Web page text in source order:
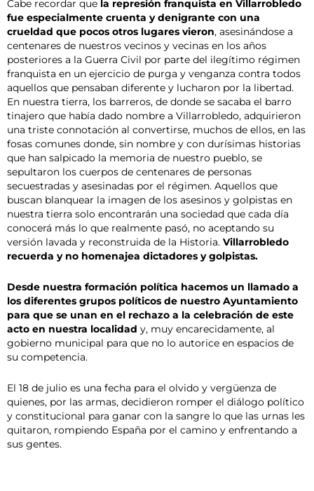
Cabe recordar que la represión franquista en Villarrobledo
fue especialmente cruenta y denigrante con una
crueldad que pocos otros lugares vieron, asesinándose a
centenares de nuestros vecinos y vecinas en los años
posteriores a la Guerra Civil por parte del ilegítimo régimen
franquista en un ejercicio de purga y venganza contra todos
aquellos que pensaban diferente y lucharon por la libertad.
En nuestra tierra, los barreros, de donde se sacaba el barro
tinajero que había dado nombre a Villarrobledo, adquirieron
una triste connotación al convertirse, muchos de ellos, en las
fosas comunes donde, sin nombre y con durísimas historias
que han salpicado la memoria de nuestro pueblo, se
sepultaron los cuerpos de centenares de personas
secuestradas y asesinadas por el régimen. Aquellos que
buscan blanquear la imagen de los asesinos y golpistas en
nuestra tierra solo encontrarán una sociedad que cada día
conocerá más lo que realmente pasó, no aceptando su
versión lavada y reconstruida de la Historia. Villarrobledo
recuerda y no homenajea dictadores y golpistas.
Desde nuestra formación política hacemos un llamado a
los diferentes grupos políticos de nuestro Ayuntamiento
para que se unan en el rechazo a la celebración de este
acto en nuestra localidad y, muy encarecidamente, al
gobierno municipal para que no lo autorice en espacios de
su competencia.
El 18 de julio es una fecha para el olvido y vergüenza de
quienes, por las armas, decidieron romper el diálogo político
y constitucional para ganar con la sangre lo que las urnas les
quitaron, rompiendo España por el camino y enfrentando a
sus gentes.